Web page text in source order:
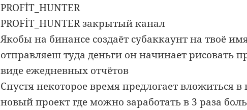
PROFİT_HUNTER
PROFİT_HUNTER закрытый канал
Якобы на бинансе создаёт субаккаунт на твоё
отправляеш туда деньги он начинает рисовать
виде ежедневных отчётов
Спустя некоторое время предлогает вложиться
новый проект где можно заработать в 3 раза